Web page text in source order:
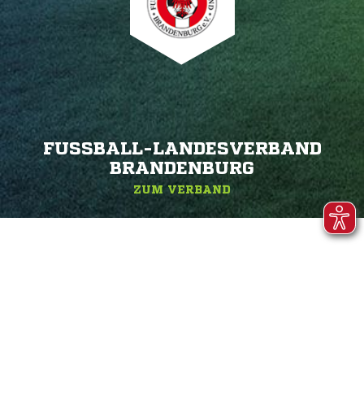
FUSSBALL-LANDESVERBAND B
RANDENBURG
ZUM VERBAND